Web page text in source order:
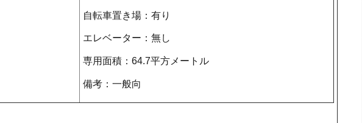
自転車置き場：有り
エレベーター：無し
専用面積：64.7平方メートル
備考：一般向